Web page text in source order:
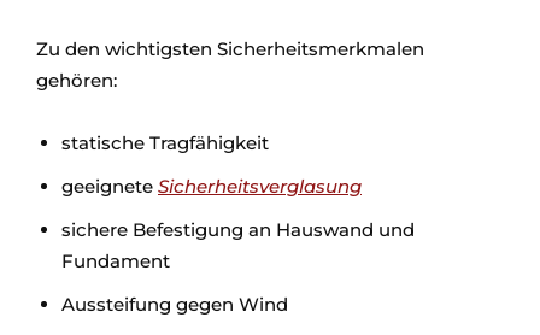
Zu den wichtigsten Sicherheitsmerkmalen
gehören:
statische Tragfähigkeit
geeignete Sicherheitsverglasung
sichere Befestigung an Hauswand und
Fundament
Aussteifung gegen Wind